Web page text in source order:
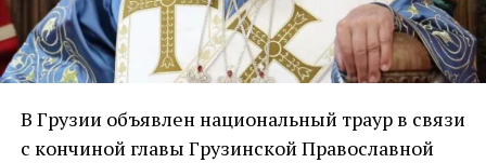
В Грузии объявлен национальный траур в связи
с кончиной главы Грузинской Православной